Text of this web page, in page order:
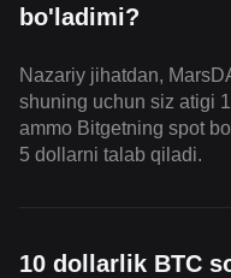
bo'ladimi?
Nazariy jihatdan,
shuning uchun siz atigi
ammo Bitgetning spot
5 dollarni talab qiladi.
10 dollarlik BTC